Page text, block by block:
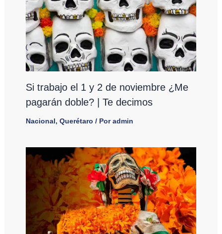
Si trabajo el 1 y 2 de noviembre ¿Me
pagarán doble? | Te decimos
Nacional, Querétaro / Poradmin